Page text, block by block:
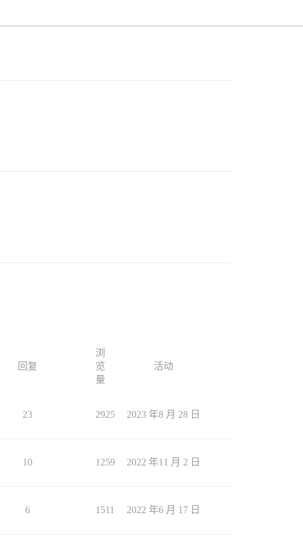
回复
浏
览
量
活动
23 2925 2023 年8 月 28 日
10 1259 2022 年11 月 2 日
6 1511 2022 年6 月 17 日